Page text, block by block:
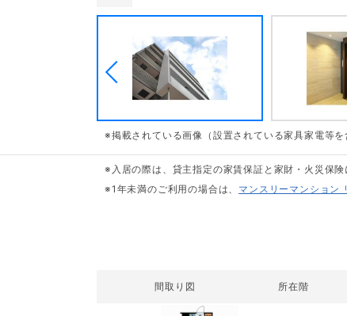
※掲載されている画像（設置されている家具家電等
※入居の際は、貸主指定の家賃保証と家財・火災保険
※1年未満のご利用の場合は、 マンスリーマンション
間取り図 所在階